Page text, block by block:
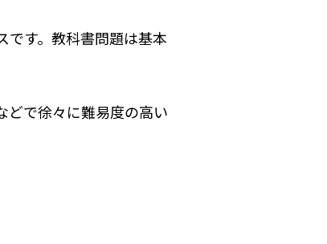
です。教科書問題は基本
どで徐々に難易度の高い